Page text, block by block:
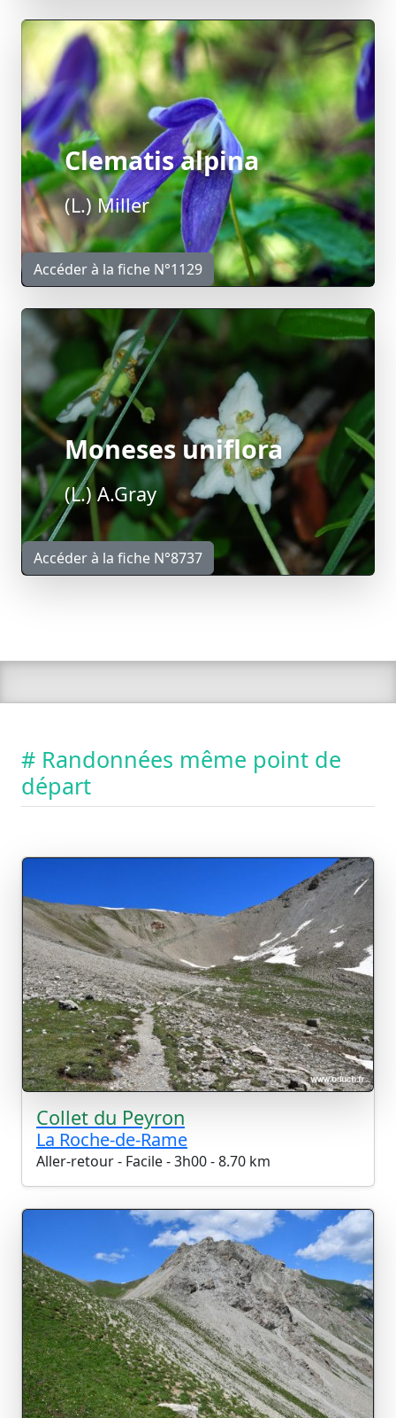
Clematis alpina
(L.) Miller
Accéder à la fiche N°1129
Moneses uniflora
(L.) A.Gray
Accéder à la fiche N°8737
# Randonnées même point de
départ
Collet du Peyron
La Roche-de-Rame
Aller-retour - Facile - 3h00 - 8.70 km